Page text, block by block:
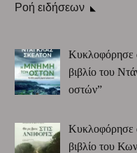
Ροή ειδήσεων
Κυκλοφόρησε
βιβλίο του
οστών”
Κυκλοφόρησε
βιβλίο του